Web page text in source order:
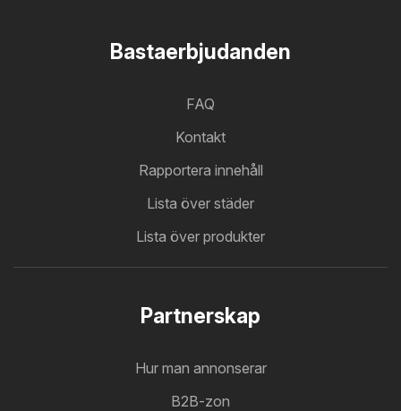
Bastaerbjudanden
FAQ
Kontakt
Rapportera innehåll
Lista över städer
Lista över produkter
Partnerskap
Hur man annonserar
B2B-zon